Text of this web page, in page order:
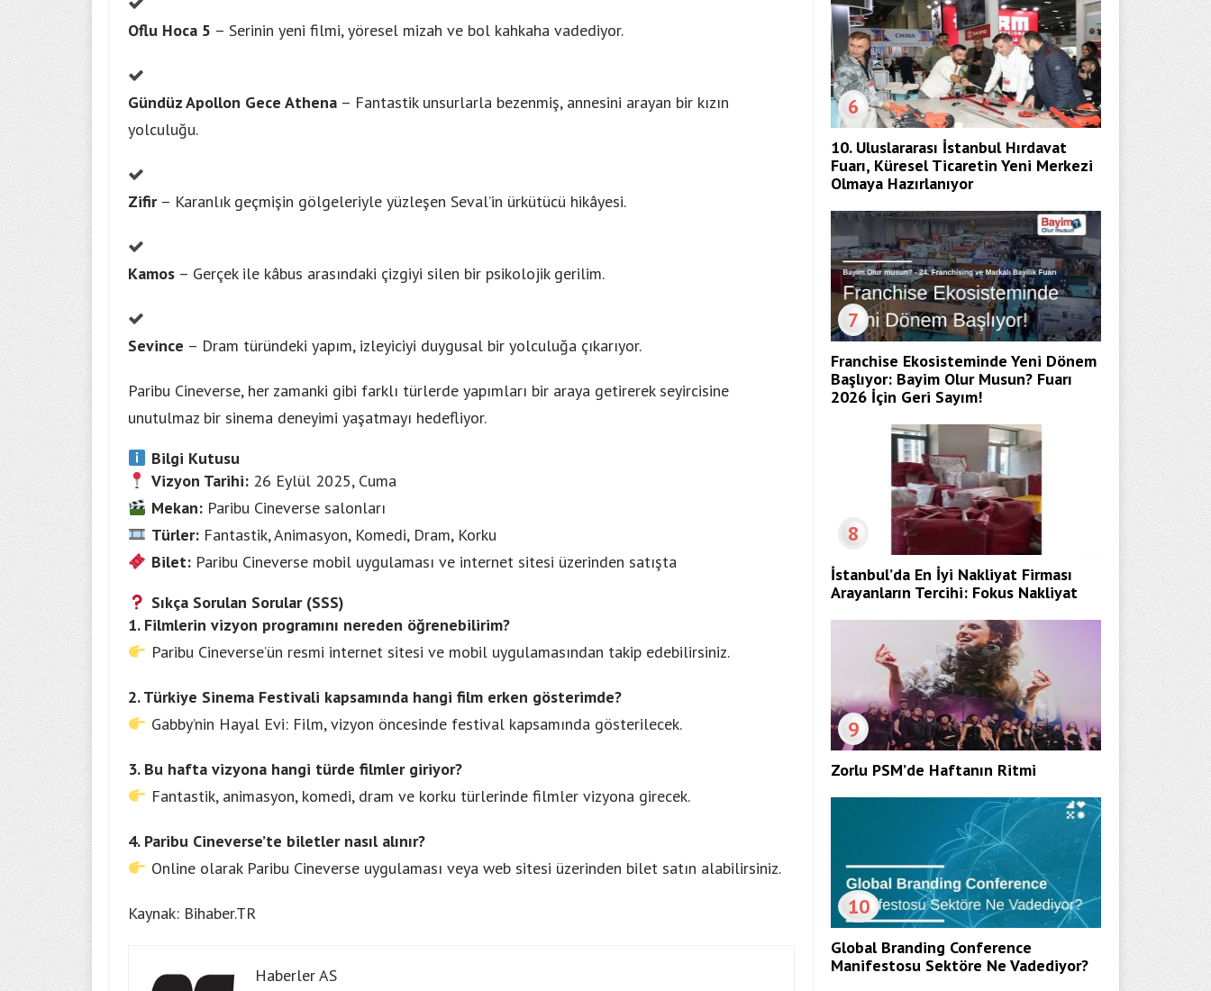
Oflu Hoca 5 – Serinin yeni filmi, yöresel mizah ve bol kahkaha vadediyor.
Gündüz Apollon Gece Athena – Fantastik unsurlarla bezenmiş, annesini arayan bir kızın
yolculuğu.
Zifir– Karanlık geçmişin gölgeleriyle yüzleşen Seval’in ürkütücü hikâyesi.
Kamos – Gerçek ile kâbus arasındaki çizgiyi silen bir psikolojik gerilim.
Sevince – Dram türündeki yapım, izleyiciyi duygusal bir yolculuğa çıkarıyor.
Paribu Cineverse, her zamanki gibi farklı türlerde yapımları bir araya getirerek seyircisine
unutulmaz bir sinema deneyimi yaşatmayı hedefliyor.
Bilgi Kutusu
Vizyon Tarihi:26 Eylül 2025, Cuma
Mekan:Paribu Cineverse salonları
Türler:Fantastik, Animasyon, Komedi, Dram, Korku
Bilet:Paribu Cineverse mobil uygulaması ve internet sitesi üzerinden satışta
Sıkça Sorulan Sorular (SSS)
1. Filmlerin vizyon programını nereden öğrenebilirim?
Paribu Cineverse’ün resmi internet sitesi ve mobil uygulamasından takip edebilirsiniz.
2. Türkiye Sinema Festivali kapsamında hangi film erken gösterimde?
Gabby’nin Hayal Evi: Film, vizyon öncesinde festival kapsamında gösterilecek.
3. Bu hafta vizyona hangi türde filmler giriyor?
Fantastik, animasyon, komedi, dram ve korku türlerinde filmler vizyona girecek.
4. Paribu Cineverse’te biletler nasıl alınır?
Online olarak Paribu Cineverse uygulaması veya web sitesi üzerinden bilet satın alabilirsiniz.
Kaynak: Bihaber.TR
Haberler AS
6
10. Uluslararası İstanbul Hırdavat
Fuarı, Küresel Ticaretin Yeni Merkezi
Olmaya Hazırlanıyor
7
Franchise Ekosisteminde Yeni Dönem
Başlıyor: Bayim Olur Musun? Fuarı
2026 İçin Geri Sayım!
8
İstanbul’da En İyi Nakliyat Firması
Arayanların Tercihi: Fokus Nakliyat
9
Zorlu PSM’de Haftanın Ritmi
10
Global Branding Conference
Manifestosu Sektöre Ne Vadediyor?